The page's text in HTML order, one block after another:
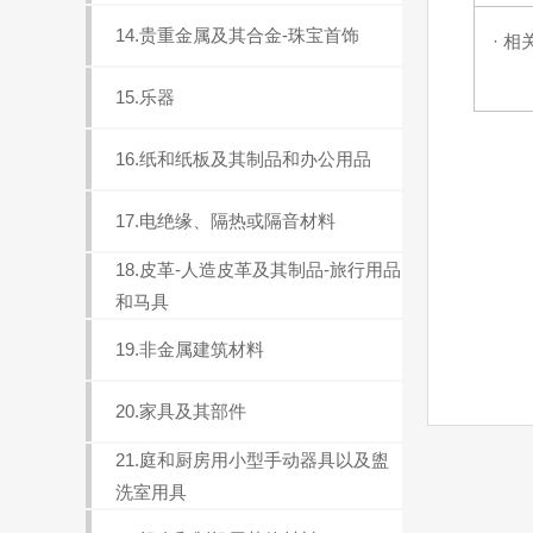
14.贵重金属及其合金-珠宝首饰
15.乐器
16.纸和纸板及其制品和办公用品
17.电绝缘、隔热或隔音材料
18.皮革-人造皮革及其制品-旅行用品
和马具
19.非金属建筑材料
20.家具及其部件
21.庭和厨房用小型手动器具以及盥
洗室用具
· 相